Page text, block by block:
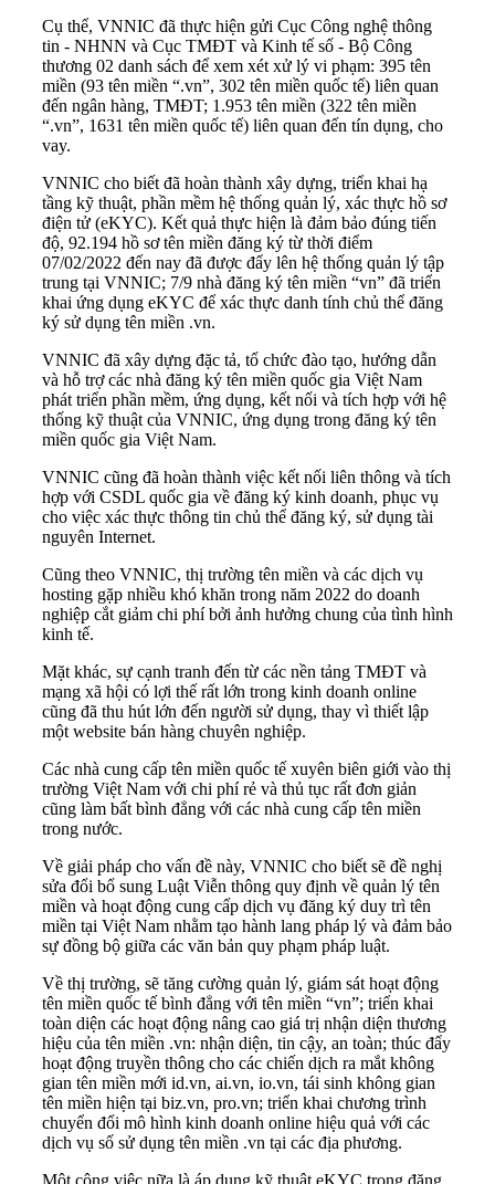
Cụ thể, VNNIC đã thực hiện gửi Cục Công nghệ thông
tin - NHNN và Cục TMĐT và Kinh tế số - Bộ Công
thương 02 danh sách để xem xét xử lý vi phạm: 395 tên
miền (93 tên miền “.vn”, 302 tên miền quốc tế) liên quan
đến ngân hàng, TMĐT; 1.953 tên miền (322 tên miền
“.vn”, 1631 tên miền quốc tế) liên quan đến tín dụng, cho
vay.
VNNIC cho biết đã hoàn thành xây dựng, triển khai hạ
tầng kỹ thuật, phần mềm hệ thống quản lý, xác thực hồ sơ
điện tử (eKYC). Kết quả thực hiện là đảm bảo đúng tiến
độ, 92.194 hồ sơ tên miền đăng ký từ thời điểm
07/02/2022 đến nay đã được đẩy lên hệ thống quản lý tập
trung tại VNNIC; 7/9 nhà đăng ký tên miền “vn” đã triển
khai ứng dụng eKYC để xác thực danh tính chủ thể đăng
ký sử dụng tên miền .vn.
VNNIC đã xây dựng đặc tả, tổ chức đào tạo, hướng dẫn
và hỗ trợ các nhà đăng ký tên miền quốc gia Việt Nam
phát triển phần mềm, ứng dụng, kết nối và tích hợp với hệ
thống kỹ thuật của VNNIC, ứng dụng trong đăng ký tên
miền quốc gia Việt Nam.
VNNIC cũng đã hoàn thành việc kết nối liên thông và tích
hợp với CSDL quốc gia về đăng ký kinh doanh, phục vụ
cho việc xác thực thông tin chủ thể đăng ký, sử dụng tài
nguyên Internet.
Cũng theo VNNIC, thị trường tên miền và các dịch vụ
hosting gặp nhiều khó khăn trong năm 2022 do doanh
nghiệp cắt giảm chi phí bởi ảnh hưởng chung của tình hình
kinh tế.
Mặt khác, sự cạnh tranh đến từ các nền tảng TMĐT và
mạng xã hội có lợi thế rất lớn trong kinh doanh online
cũng đã thu hút lớn đến người sử dụng, thay vì thiết lập
một website bán hàng chuyên nghiệp.
Các nhà cung cấp tên miền quốc tế xuyên biên giới vào thị
trường Việt Nam với chi phí rẻ và thủ tục rất đơn giản
cũng làm bất bình đẳng với các nhà cung cấp tên miền
trong nước.
Về giải pháp cho vấn đề này, VNNIC cho biết sẽ đề nghị
sửa đổi bổ sung Luật Viễn thông quy định về quản lý tên
miền và hoạt động cung cấp dịch vụ đăng ký duy trì tên
miền tại Việt Nam nhằm tạo hành lang pháp lý và đảm bảo
sự đồng bộ giữa các văn bản quy phạm pháp luật.
Về thị trường, sẽ tăng cường quản lý, giám sát hoạt động
tên miền quốc tế bình đẳng với tên miền “vn”; triển khai
toàn diện các hoạt động nâng cao giá trị nhận diện thương
hiệu của tên miền .vn: nhận diện, tin cậy, an toàn; thúc đẩy
hoạt động truyền thông cho các chiến dịch ra mắt không
gian tên miền mới id.vn, ai.vn, io.vn, tái sinh không gian
tên miền hiện tại biz.vn, pro.vn; triển khai chương trình
chuyển đổi mô hình kinh doanh online hiệu quả với các
dịch vụ số sử dụng tên miền .vn tại các địa phương.